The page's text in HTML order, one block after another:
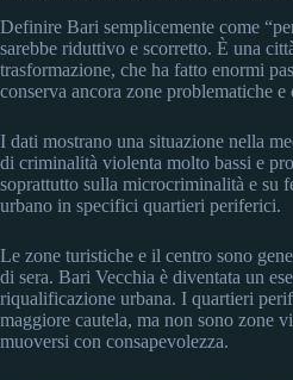
Definire Bari semplicemente come
sarebbe riduttivo e scorretto. È una
trasformazione, che ha fatto enormi
conserva ancora zone problematiche
I dati mostrano una situazione nella
di criminalità violenta molto bassi e
soprattutto sulla microcriminalità e su
urbano in specifici quartieri periferici.
Le zone turistiche e il centro sono
di sera. Bari Vecchia è diventata un
riqualificazione urbana. I quartieri
maggiore cautela, ma non sono zone
muoversi con consapevolezza.